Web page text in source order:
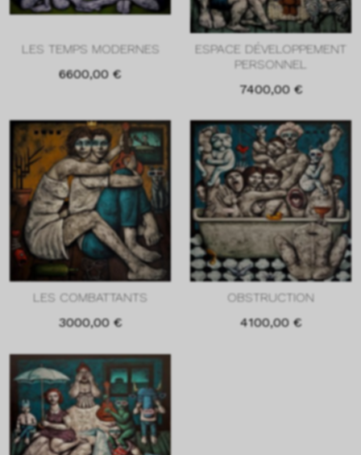
LES TEMPS MODERNES
6600,00 €
ESPACE DÉVELOPPEMENT
PERSONNEL
7400,00 €
LES COMBATTANTS
3000,00 €
OBSTRUCTION
4100,00 €